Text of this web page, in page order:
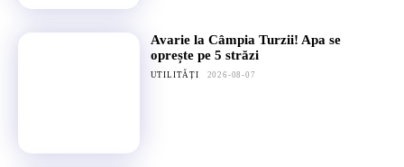
Avarie la Câmpia Turzii! Apa se
oprește pe 5 străzi
UTILITĂȚI 2026-08-07